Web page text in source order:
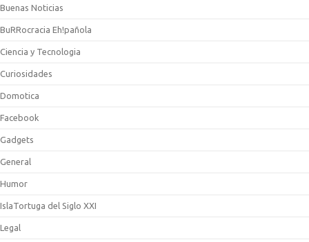
Buenas Noticias
BuRRocracia Eh!pañola
Ciencia y Tecnologia
Curiosidades
Domotica
Facebook
Gadgets
General
Humor
IslaTortuga del Siglo XXI
Legal